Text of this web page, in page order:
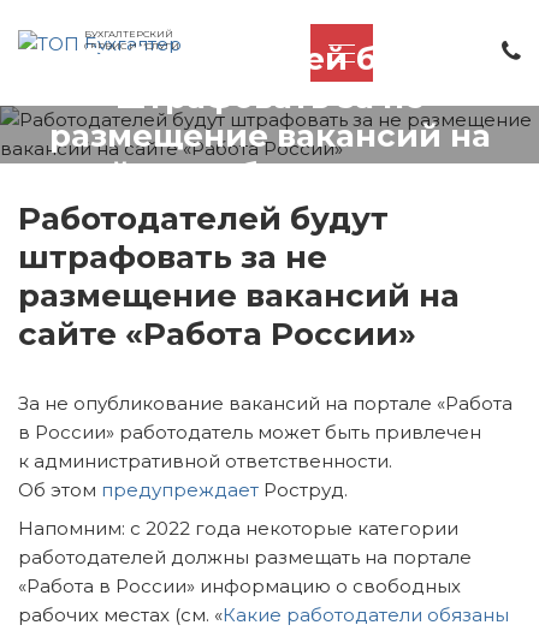
БУХГАЛТЕРСКИЙ
СЕРВИС И УСЛУГИ
Работодателей будут
штрафовать за не
размещение вакансий на
сайте «Работа России»
Работодателей будут
штрафовать за не
размещение вакансий на
сайте «Работа России»
За не опубликование вакансий на портале «Работа
в России» работодатель может быть привлечен
к административной ответственности.
Об этом предупреждает Роструд.
Напомним: с 2022 года некоторые категории
работодателей должны размещать на портале
«Работа в России» информацию о свободных
рабочих местах (см. «Какие работодатели обязаны